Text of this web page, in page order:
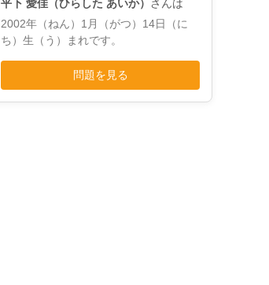
平下 愛佳（ひらした あいか）
さんは
2002年（ねん）1月（がつ）14日（に
ち）生（う）まれです。
問題を見る